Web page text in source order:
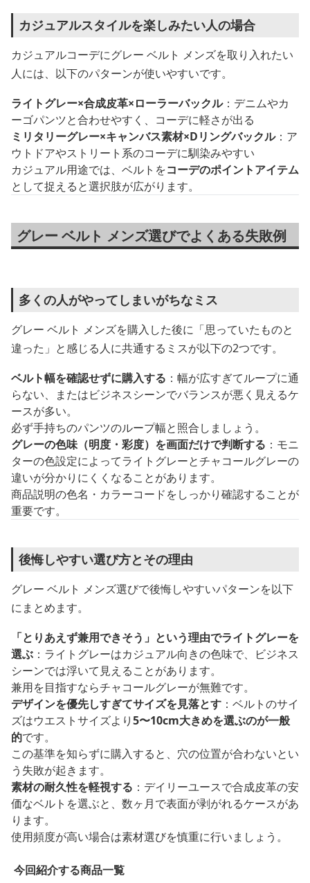
カジュアルスタイルを楽しみたい人の場合
カジュアルコーデにグレー ベルト メンズを取り入れたい
人には、以下のパターンが使いやすいです。
ライトグレー×合成皮革×ローラーバックル：デニムやカ
ーゴパンツと合わせやすく、コーデに軽さが出る
ミリタリーグレー×キャンバス素材×Dリングバックル：ア
ウトドアやストリート系のコーデに馴染みやすい
カジュアル用途では、ベルトをコーデのポイントアイテム
として捉えると選択肢が広がります。
グレー ベルト メンズ選びでよくある失敗例
多くの人がやってしまいがちなミス
グレー ベルト メンズを購入した後に「思っていたものと
違った」と感じる人に共通するミスが以下の2つです。
ベルト幅を確認せずに購入する ：幅が広すぎてループに通
らない、またはビジネスシーンでバランスが悪く見えるケ
ースが多い。
必ず手持ちのパンツのループ幅と照合しましょう。
グレーの色味（明度・彩度）を画面だけで判断する ：モニ
ターの色設定によってライトグレーとチャコールグレーの
違いが分かりにくくなることがあります。
商品説明の色名・カラーコードをしっかり確認することが
重要です。
後悔しやすい選び方とその理由
グレー ベルト メンズ選びで後悔しやすいパターンを以下
にまとめます。
「とりあえず兼用できそう」という理由でライトグレーを
選ぶ ：ライトグレーはカジュアル向きの色味で、ビジネス
シーンでは浮いて見えることがあります。
兼用を目指すならチャコールグレーが無難です。
デザインを優先しすぎてサイズを見落とす ：ベルトのサイ
ズはウエストサイズより5〜10cm大きめを選ぶのが一般
的です。
この基準を知らずに購入すると、穴の位置が合わないとい
う失敗が起きます。
素材の耐久性を軽視する ：デイリーユースで合成皮革の安
価なベルトを選ぶと、数ヶ月で表面が剥がれるケースがあ
ります。
使用頻度が高い場合は素材選びを慎重に行いましょう。
今回紹介する商品一覧